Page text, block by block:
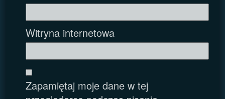
Witryna internetowa
Zapamiętaj moje dane w tej